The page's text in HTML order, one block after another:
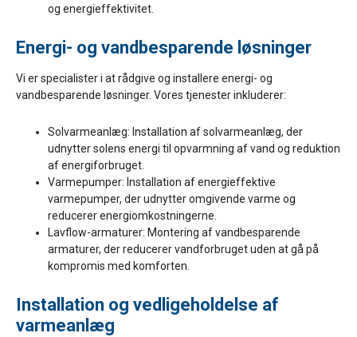
og energieffektivitet.
Energi- og vandbesparende løsninger
Vi er specialister i at rådgive og installere energi- og
vandbesparende løsninger. Vores tjenester inkluderer:
Solvarmeanlæg: Installation af solvarmeanlæg, der
udnytter solens energi til opvarmning af vand og reduktion
af energiforbruget.
Varmepumper: Installation af energieffektive
varmepumper, der udnytter omgivende varme og
reducerer energiomkostningerne.
Lavflow-armaturer: Montering af vandbesparende
armaturer, der reducerer vandforbruget uden at gå på
kompromis med komforten.
Installation og vedligeholdelse af
varmeanlæg